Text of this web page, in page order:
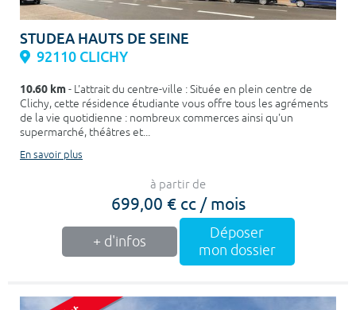
STUDEA HAUTS DE SEINE
92110 CLICHY
10.60 km- L'attrait du centre-ville : Située en plein centre de
Clichy, cette résidence étudiante vous offre tous les agréments
de la vie quotidienne : nombreux commerces ainsi qu'un
supermarché, théâtres et...
En savoir plus
à partir de
699,00 € cc / mois
+ d'infos
Déposer
mon dossier